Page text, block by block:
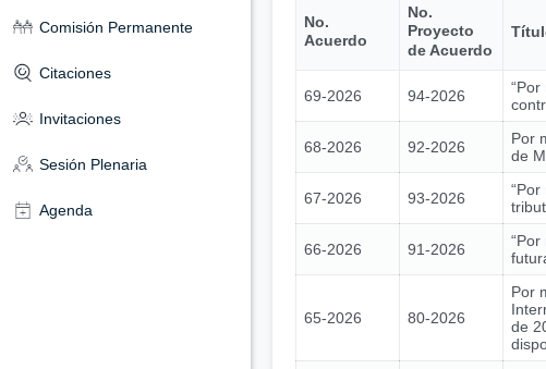
Comisión Permanente
Citaciones
Invitaciones
Sesión Plenaria
Agenda
No.
Acuerdo
No.
Proyecto
de Acuerdo
69-2026 94-2026
68-2026 92-2026
Por
de
67-2026 93-2026
66-2026 91-2026
65-2026 80-2026
Por
de